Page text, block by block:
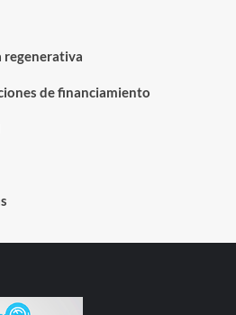
regenerativa
de financiamiento